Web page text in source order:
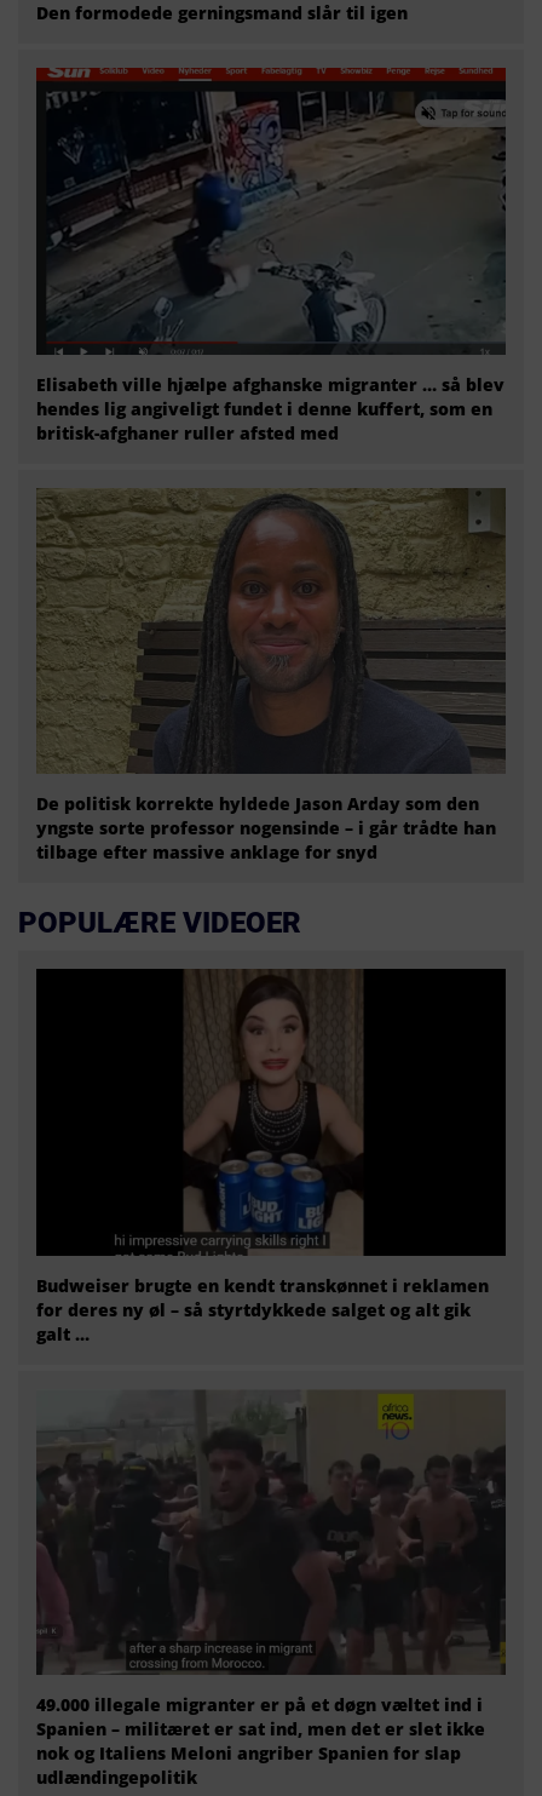
Den formodede gerningsmand slår til igen
Elisabeth ville hjælpe afghanske migranter … så blev
hendes lig angiveligt fundet i denne kuffert, som en
britisk-afghaner ruller afsted med
De politisk korrekte hyldede Jason Arday som den
yngste sorte professor nogensinde – i går trådte han
tilbage efter massive anklage for snyd
POPULÆRE VIDEOER
Budweiser brugte en kendt transkønnet i reklamen
for deres ny øl – så styrtdykkede salget og alt gik
galt …
49.000 illegale migranter er på et døgn væltet ind i
Spanien – militæret er sat ind, men det er slet ikke
nok og Italiens Meloni angriber Spanien for slap
udlændingepolitik